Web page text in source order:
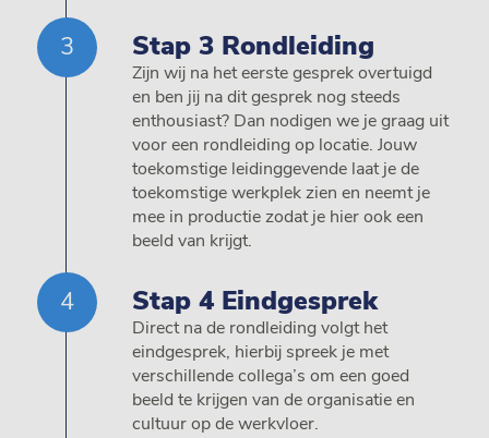
Stap 3 Rondleiding
Zijn wij na het eerste gesprek overtuigd
en ben jij na dit gesprek nog steeds
enthousiast? Dan nodigen we je graag uit
voor een rondleiding op locatie. Jouw
toekomstige leidinggevende laat je de
toekomstige werkplek zien en neemt je
mee in productie zodat je hier ook een
beeld van krijgt.
Stap 4 Eindgesprek
Direct na de rondleiding volgt het
eindgesprek, hierbij spreek je met
verschillende collega’s om een goed
beeld te krijgen van de organisatie en
cultuur op de werkvloer.